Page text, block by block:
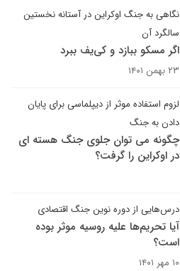
نگاهی به جنگ اوکراین در آستانه نخستین
سالگرد آن
اگر مسکو ببازد و کی‌یف ببرد
۲۳ بهمن ۱۴۰۱
لزوم استفاده موثر از دیپلماسی برای پایان
دادن به جنگ
چگونه می توان جلوی جنگ هسته ای
در اوکراین را گرفت؟
درس‌هایی از دوره نوین جنگ اقتصادی
آیا تحریم‌ها علیه روسیه موثر بوده
است؟
۱۰ مهر ۱۴۰۱